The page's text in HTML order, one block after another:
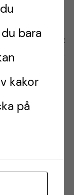
definitivt
räcker långt
bara
kakor
på